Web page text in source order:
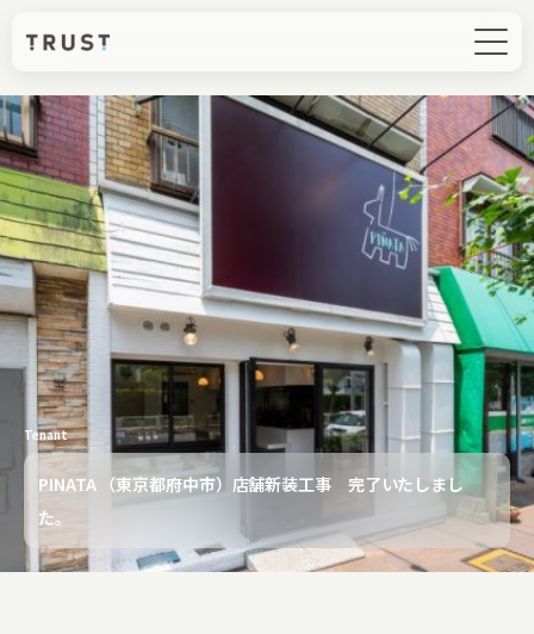
Tenant
PINATA （東京都府中市）店舗新装工事 完了いたしまし
た。